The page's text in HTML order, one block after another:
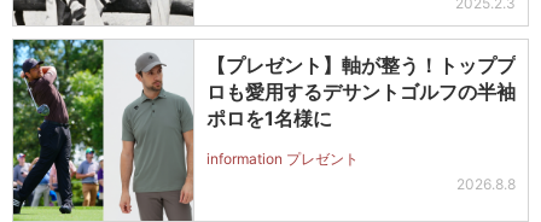
【プレゼント】軸が整う！トッププ
ロも愛用するデサントゴルフの半袖
ポロを1名様に
information プレゼント
2026.8.8